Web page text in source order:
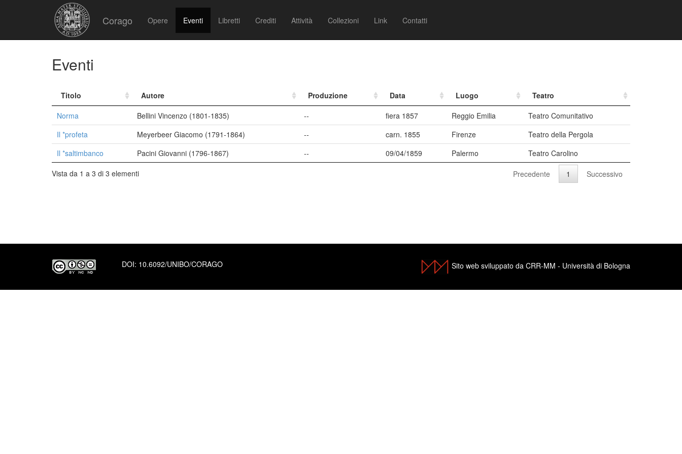
Corago Opere Eventi Libretti Crediti Attività Collezioni Link Contatti
Eventi
Titolo Autore Produzione Data Luogo
Teatro
Norma
Bellini Vincenzo (1801-1835) -- fiera 1857 Reggio Emilia
Teatro Comunitativo
Il *profeta
Meyerbeer Giacomo (1791-1864) -- carn. 1855 Firenze
Teatro della Pergola
Il *saltimbanco
Pacini Giovanni (1796-1867) -- 09/04/1859 Palermo
Teatro Carolino
Vista da 1 a 3 di 3 elementi
Precedente 1 Successivo
DOI: 10.6092/UNIBO/CORAGO Sito web sviluppato da CRR-MM - Università di Bologna